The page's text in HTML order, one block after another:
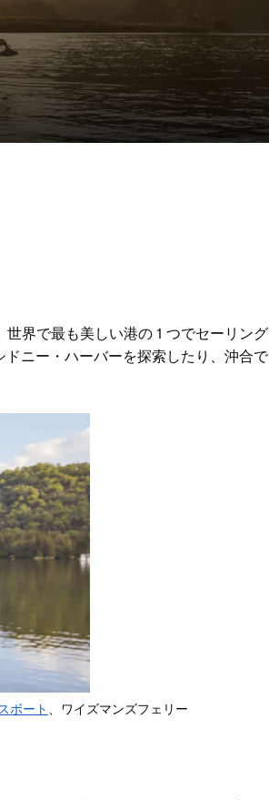
界で最も美しい港の 1 つでセーリング
ニー・ハーバーを探索したり、沖合で
ボート 、ワイズマンズフェリー